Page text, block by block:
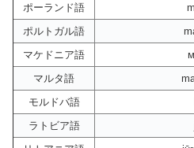
ポーランド語
ポルトガル語
マケドニア語
マルタ語
モルドバ語
ラトビア語